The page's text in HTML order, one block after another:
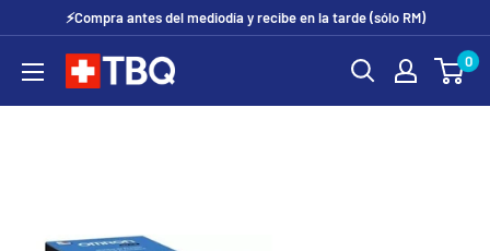
contenido
⚡Compra antes del mediodía y recibe en la tarde (sólo RM)
tubotiquin.cl 0